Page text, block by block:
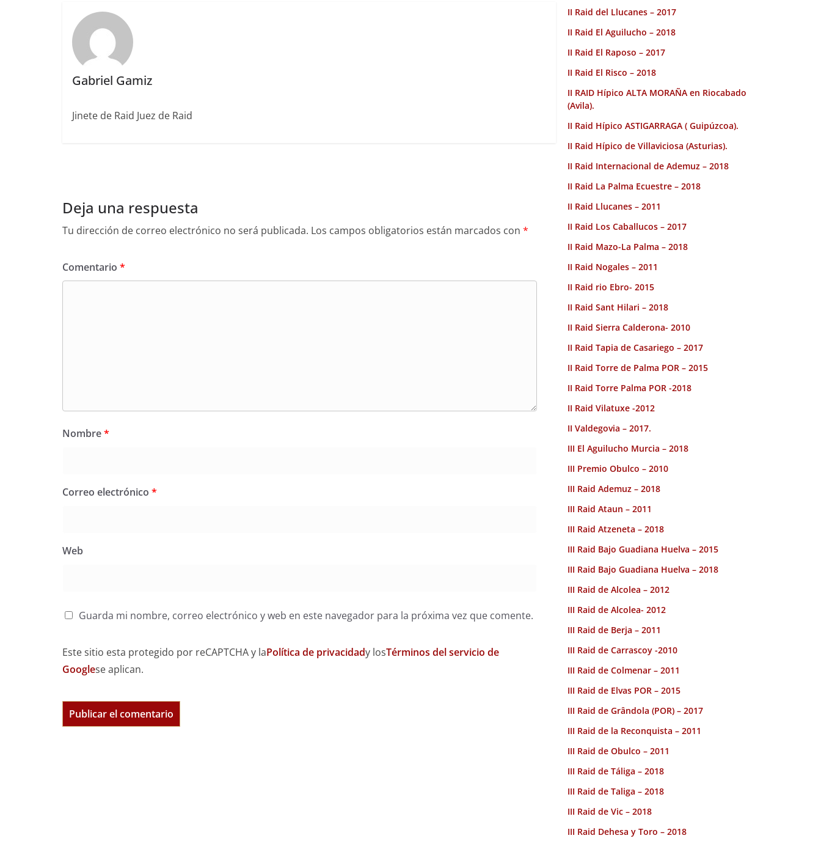
o
k
Gabriel Gamiz
Jinete de Raid Juez de Raid
Deja una respuesta
Tu dirección de correo electrónico no será publicada. Los campos obligatorios están marcados con *
Comentario *
Nombre*
Correo electrónico *
Web
Guarda mi nombre, correo electrónico y web en este navegador para la próxima vez que comente.
Este sitio esta protegido por reCAPTCHA y laPolítica de privacidady losTérminos del servicio de
Googlese aplican.
II Raid del Llucanes – 2017
II Raid El Aguilucho – 2018
II Raid El Raposo – 2017
II Raid El Risco – 2018
II RAID Hípico ALTA MORAÑA en Riocabado
(Avila).
II Raid Hípico ASTIGARRAGA ( Guipúzcoa).
II Raid Hípico de Villaviciosa (Asturias).
II Raid Internacional de Ademuz – 2018
II Raid La Palma Ecuestre – 2018
II Raid Llucanes – 2011
II Raid Los Caballucos – 2017
II Raid Mazo-La Palma – 2018
II Raid Nogales – 2011
II Raid rio Ebro- 2015
II Raid Sant Hilari – 2018
II Raid Sierra Calderona- 2010
II Raid Tapia de Casariego – 2017
II Raid Torre de Palma POR – 2015
II Raid Torre Palma POR -2018
II Raid Vilatuxe -2012
II Valdegovia – 2017.
III El Aguilucho Murcia – 2018
III Premio Obulco – 2010
III Raid Ademuz – 2018
III Raid Ataun – 2011
III Raid Atzeneta – 2018
III Raid Bajo Guadiana Huelva – 2015
III Raid Bajo Guadiana Huelva – 2018
III Raid de Alcolea – 2012
III Raid de Alcolea- 2012
III Raid de Berja – 2011
III Raid de Carrascoy -2010
III Raid de Colmenar – 2011
III Raid de Elvas POR – 2015
III Raid de Grândola (POR) – 2017
III Raid de la Reconquista – 2011
III Raid de Obulco – 2011
III Raid de Táliga – 2018
III Raid de Taliga – 2018
III Raid de Vic – 2018
III Raid Dehesa y Toro – 2018